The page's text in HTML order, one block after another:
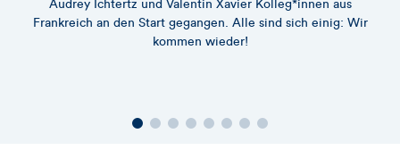
Audrey Ichtertz und Valentin Xavier Kolleg*innen aus
Frankreich an den Start gegangen. Alle sind sich einig: Wir
kommen wieder!